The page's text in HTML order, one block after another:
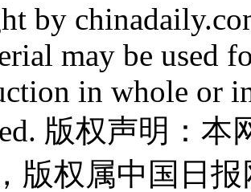
by
may be used
in whole or
版权声明：
版权属中国日